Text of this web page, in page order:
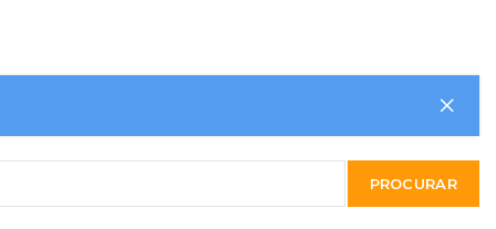
PROCURAR